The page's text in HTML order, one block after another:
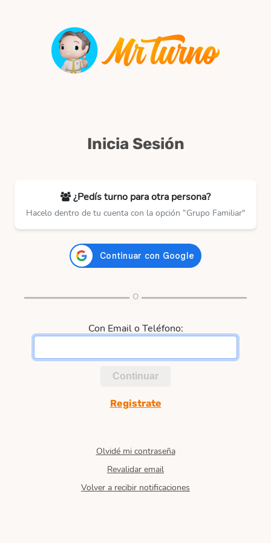
Inicia Sesión
¿Pedís turno para otra persona?
Hacelo dentro de tu cuenta con la opción “Grupo Familiar"
Con Email o Teléfono:
Continuar
Registrate
Olvidé mi contraseña
Revalidar email
Volver a recibir notificaciones